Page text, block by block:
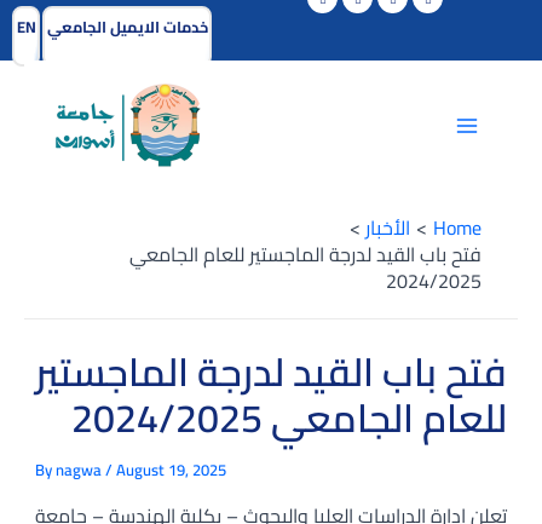
EN خدمات الايميل الجامعي Skip
content
Menu
Home الأخبار
فتح باب القيد لدرجة الماجستير للعام الجامعي
2024/2025
فتح باب القيد لدرجة الماجستير
للعام الجامعي 2024/2025
Bynagwa/August 19, 2025
تعلن إدارة الدراسات العليا والبحوث – بكلية الهندسة – جامعة
navigation